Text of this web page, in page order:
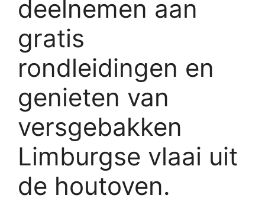
deelnemen aan
gratis
rondleidingen en
genieten van
versgebakken
Limburgse vlaai uit
de houtoven.